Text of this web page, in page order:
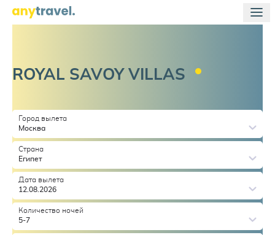
ROYAL SAVOY VILLAS
Город вылета
Москва
Страна
Египет
Дата вылета
12.08.2026
Количество ночей
5-7